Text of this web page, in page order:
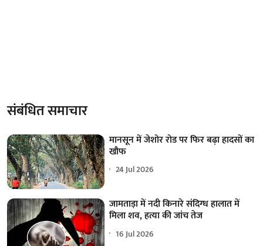
संबंधित समाचार
मानसून में जेशोर रोड पर फिर बढ़ा हादसों का
खौफ
24 Jul 2026
जामताड़ा में नदी किनारे संदिग्ध हालात में
मिला शव, हत्या की जांच तेज
16 Jul 2026